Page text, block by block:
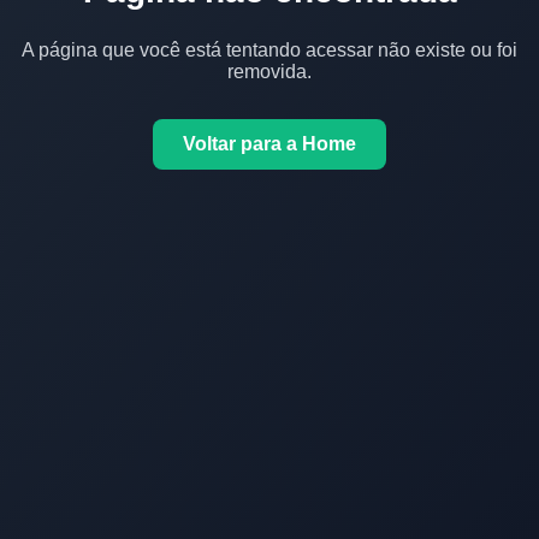
A página que você está tentando acessar não existe ou foi
removida.
Voltar para a Home